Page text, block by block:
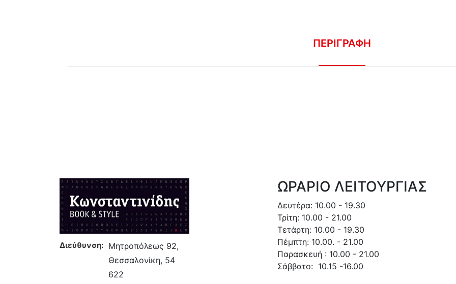
ΠΕΡΙΓΡΑΦΗ
Διεύθυνση: Μητροπόλεως 92,
Θεσσαλονίκη, 54
622
ΩΡΑΡΙΟ ΛΕΙΤΟΥΡΓΙΑΣ
Δευτέρα: 10.00 - 19.30
Τρίτη: 10.00 - 21.00
Τετάρτη: 10.00 - 19.30
Πέμπτη: 10.00. - 21.00
Παρασκευή : 10.00 - 21.00
Σάββατο: 10.15 -16.00